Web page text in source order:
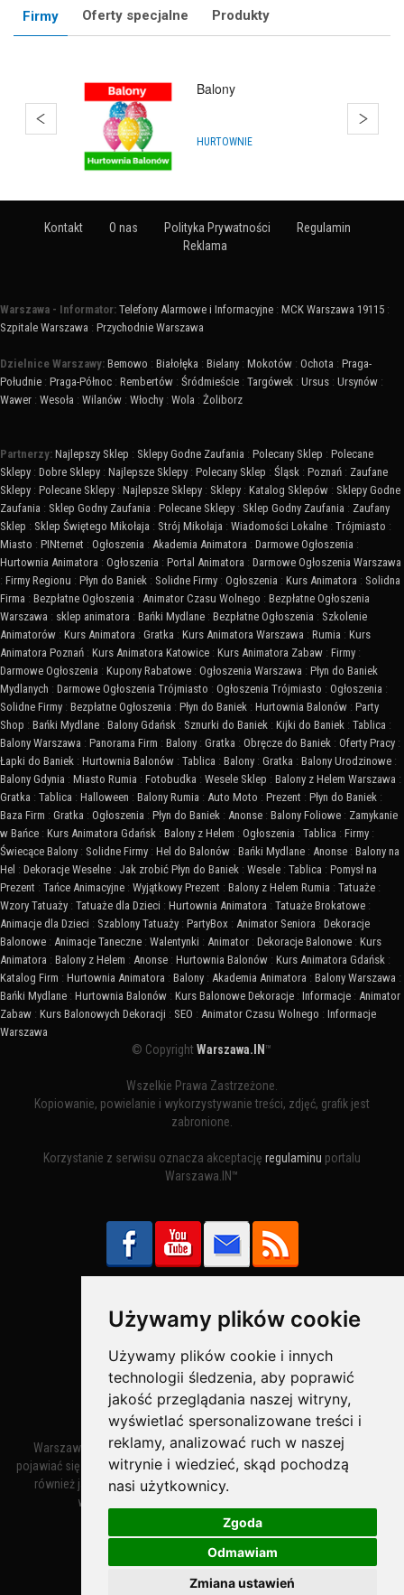
Używamy plików cookie
Używamy plików cookie i innych
technologii śledzenia, aby poprawić
jakość przeglądania naszej witryny,
wyświetlać spersonalizowane treści i
reklamy, analizować ruch w naszej
witrynie i wiedzieć, skąd pochodzą
nasi użytkownicy.
Zgoda
Odmawiam
Zmiana ustawień
Firmy Oferty specjalne Produkty
Balony
HURTOWNIE
Kontakt O nas Polityka Prywatności
Regulamin
Reklama
Warszawa - Informator: Telefony Alarmowe i Informacyjne : MCK Warszawa 19115 :
Szpitale Warszawa : Przychodnie Warszawa
Dzielnice Warszawy: Bemowo : Białołęka : Bielany : Mokotów : Ochota : Praga-
Południe : Praga-Północ : Rembertów : Śródmieście : Targówek : Ursus : Ursynów :
Wawer : Wesoła : Wilanów : Włochy : Wola : Żoliborz
Partnerzy: Najlepszy Sklep : Sklepy Godne Zaufania : Polecany Sklep : Polecane
Sklepy : Dobre Sklepy : Najlepsze Sklepy : Polecany Sklep : Śląsk : Poznań : Zaufane
Sklepy : Polecane Sklepy : Najlepsze Sklepy : Sklepy : Katalog Sklepów : Sklepy Godne
Zaufania : Sklep Godny Zaufania : Polecane Sklepy : Sklep Godny Zaufania : Zaufany
Sklep : Sklep Świętego Mikołaja : Strój Mikołaja : Wiadomości Lokalne : Trójmiasto :
Miasto : PINternet : Ogłoszenia : Akademia Animatora : Darmowe Ogłoszenia :
Hurtownia Animatora : Ogłoszenia : Portal Animatora : Darmowe Ogłoszenia Warszawa
: Firmy Regionu : Płyn do Baniek : Solidne Firmy : Ogłoszenia : Kurs Animatora : Solidna
Firma : Bezpłatne Ogłoszenia : Animator Czasu Wolnego : Bezpłatne Ogłoszenia
Warszawa : sklep animatora : Bańki Mydlane : Bezpłatne Ogłoszenia : Szkolenie
Animatorów : Kurs Animatora : Gratka : Kurs Animatora Warszawa : Rumia : Kurs
Animatora Poznań : Kurs Animatora Katowice : Kurs Animatora Zabaw : Firmy :
Darmowe Ogłoszenia : Kupony Rabatowe : Ogłoszenia Warszawa : Płyn do Baniek
Mydlanych : Darmowe Ogłoszenia Trójmiasto : Ogłoszenia Trójmiasto : Ogłoszenia :
Solidne Firmy : Bezpłatne Ogłoszenia : Płyn do Baniek : Hurtownia Balonów : Party
Shop : Bańki Mydlane : Balony Gdańsk : Sznurki do Baniek : Kijki do Baniek : Tablica :
Balony Warszawa : Panorama Firm : Balony : Gratka : Obręcze do Baniek : Oferty Pracy :
Łapki do Baniek : Hurtownia Balonów : Tablica : Balony : Gratka : Balony Urodzinowe :
Balony Gdynia : Miasto Rumia : Fotobudka : Wesele Sklep : Balony z Helem Warszawa :
Gratka : Tablica : Halloween : Balony Rumia : Auto Moto : Prezent : Płyn do Baniek :
Baza Firm : Gratka : Ogłoszenia : Płyn do Baniek : Anonse : Balony Foliowe : Zamykanie
w Bańce : Kurs Animatora Gdańsk : Balony z Helem : Ogłoszenia : Tablica : Firmy :
Świecące Balony : Solidne Firmy : Hel do Balonów : Bańki Mydlane : Anonse : Balony na
Hel : Dekoracje Weselne : Jak zrobić Płyn do Baniek : Wesele : Tablica : Pomysł na
Prezent : Tańce Animacyjne : Wyjątkowy Prezent : Balony z Helem Rumia : Tatuaże :
Wzory Tatuaży : Tatuaże dla Dzieci : Hurtownia Animatora : Tatuaże Brokatowe :
Animacje dla Dzieci : Szablony Tatuaży : PartyBox : Animator Seniora : Dekoracje
Balonowe : Animacje Taneczne : Walentynki : Animator : Dekoracje Balonowe : Kurs
Animatora : Balony z Helem : Anonse : Hurtownia Balonów : Kurs Animatora Gdańsk :
Katalog Firm : Hurtownia Animatora : Balony : Akademia Animatora : Balony Warszawa :
Bańki Mydlane : Hurtownia Balonów : Kurs Balonowe Dekoracje : Informacje : Animator
Zabaw : Kurs Balonowych Dekoracji : SEO : Animator Czasu Wolnego : Informacje
Warszawa
© CopyrightWarszawa.IN ™
Wszelkie Prawa Zastrzeżone.
Kopiowanie, powielanie i wykorzystywanie treści, zdjęć, grafik jest
zabronione.
Korzystanie z serwisu oznacza akceptację regulaminu portalu
Warszawa.IN™
Bezpieczne Płatności obsługuje:
Warszawa – miasto stołeczne Warszawa. Nazwa miasta zaczęła
pojawiać się w dokumentach w XIV wieku jako Warszewa, a od XV wieku
również jako Warszowa. Zmiana nazwy na Warszawa w XV wieku
wynikała z mazowieckiej wymowy dialektycznej.